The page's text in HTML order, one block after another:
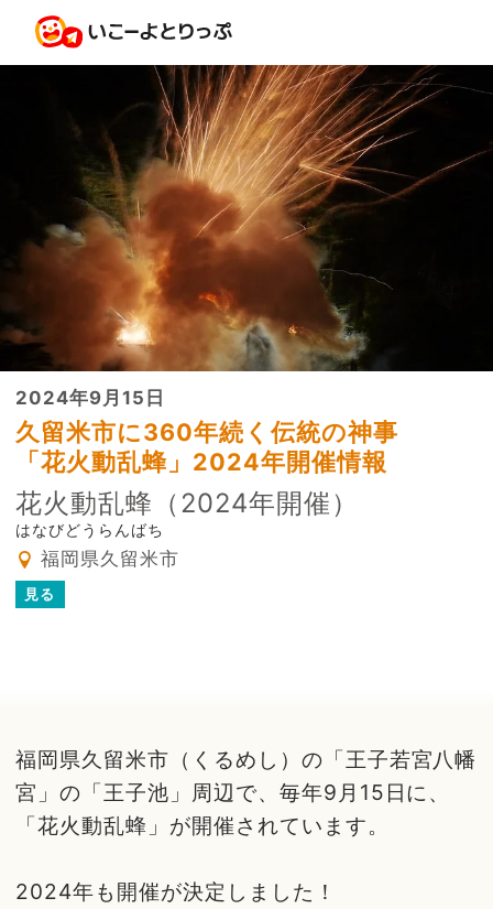
2024年9月15日
久留米市に360年続く伝統の神事
「花火動乱蜂」2024年開催情報
花火動乱蜂（2024年開催）
はなびどうらんばち
福岡県久留米市
見る
福岡県久留米市（くるめし）の「王子若宮八幡
宮」の「王子池」周辺で、毎年9月15日に、
「花火動乱蜂」が開催されています。
2024年も開催が決定しました！